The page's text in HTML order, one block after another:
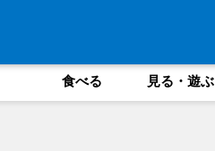
食べる 見る・遊ぶ